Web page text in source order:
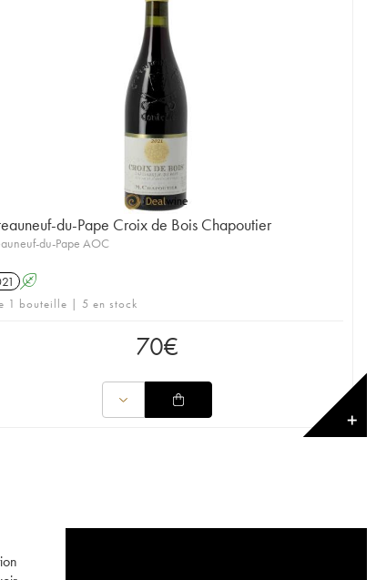
du-Pape Croix de Bois Chapoutier
du-Pape AOC
A
1 bouteille | 5 en stock
70€
✕